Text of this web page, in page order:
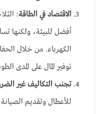
الاقتصاد في الطاقة:
أفضل للبيئة، ولكنها
الكهرباء. من خلال
توفير المال على المدى
تجنب التكاليف غير
للأعطال وتقديم